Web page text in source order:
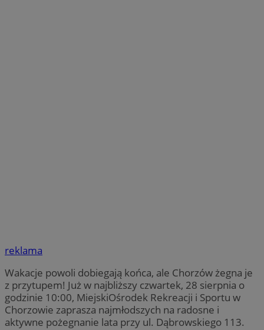
reklama
Wakacje powoli dobiegają końca, ale Chorzów żegna je
z przytupem! Już w najbliższy czwartek, 28 sierpnia o
godzinie 10:00, MiejskiOśrodek Rekreacji i Sportu w
Chorzowie zaprasza najmłodszych na radosne i
aktywne pożegnanie lata przy ul. Dąbrowskiego 113.